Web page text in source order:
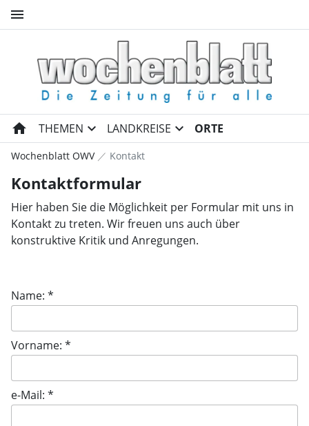
menu
Wochenblatt OWV
home THEMEN expand_more LANDKREISE expand_more ORTE
Wochenblatt OWV Kontakt
Kontaktformular
Hier haben Sie die Möglichkeit per Formular mit uns in
Kontakt zu treten. Wir freuen uns auch über
konstruktive Kritik und Anregungen.
Name: *
Vorname: *
e-Mail: *